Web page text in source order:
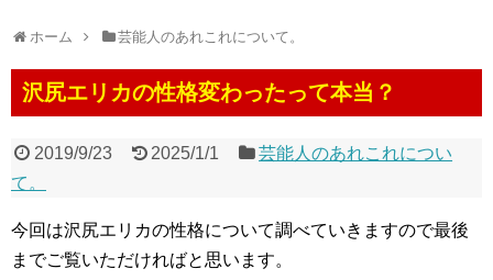
ホーム 芸能人のあれこれについて。
沢尻エリカの性格変わったって本当？
2019/9/23 2025/1/1
芸能人のあれこれについ
て。
今回は沢尻エリカの性格について調べていきますので最後
までご覧いただければと思います。